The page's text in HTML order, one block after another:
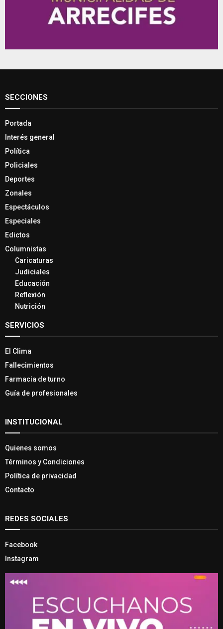
SECCIONES
Portada
Interés general
Política
Policiales
Deportes
Zonales
Espectáculos
Especiales
Edictos
Columnistas
Caricaturas
Judiciales
Educación
Reflexión
Nutrición
SERVICIOS
El Clima
Fallecimientos
Farmacia de turno
Guía de profesionales
INSTITUCIONAL
Quienes somos
Términos y Condiciones
Política de privacidad
Contacto
REDES SOCIALES
Facebook
Instagram